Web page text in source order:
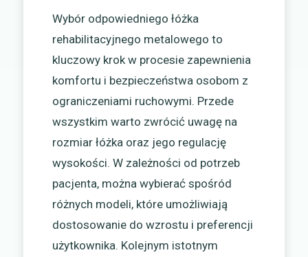
Wybór odpowiedniego łóżka
rehabilitacyjnego metalowego to
kluczowy krok w procesie zapewnienia
komfortu i bezpieczeństwa osobom z
ograniczeniami ruchowymi. Przede
wszystkim warto zwrócić uwagę na
rozmiar łóżka oraz jego regulację
wysokości. W zależności od potrzeb
pacjenta, można wybierać spośród
różnych modeli, które umożliwiają
dostosowanie do wzrostu i preferencji
użytkownika. Kolejnym istotnym